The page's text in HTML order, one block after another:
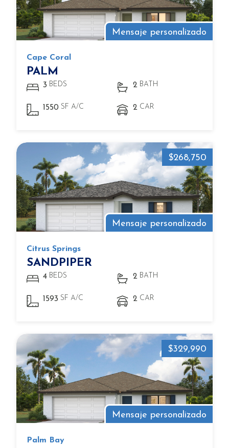
Mensaje personalizado
Cape Coral
PALM
3 BEDS 2 BATH
1550 SF A/C 2 CAR
Mensaje personalizado
$268,750
Citrus Springs
SANDPIPER
4 BEDS 2 BATH
1593 SF A/C 2 CAR
Mensaje personalizado
$329,990
Palm Bay